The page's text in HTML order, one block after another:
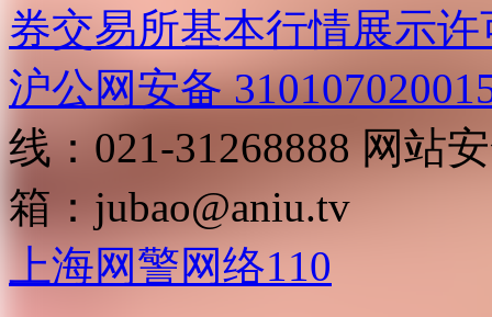
券交易所基本行情展示许
沪公网安备
线：021-31268888 网站
箱： jubao@aniu.tv
上海网警网络110